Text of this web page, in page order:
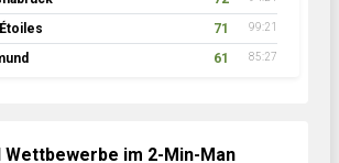
71 99:21
61 85:27
Wettbewerbe im 2-Min-Man